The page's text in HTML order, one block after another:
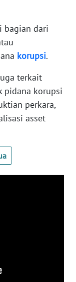
bagian dari
korupsi.
terkait
pidana korupsi
perkara,
asset